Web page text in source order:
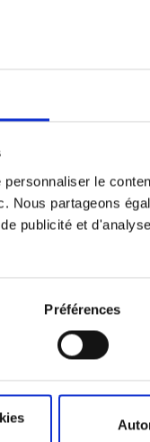
le
Nous partageons
publicité et
Préférences
vous pour